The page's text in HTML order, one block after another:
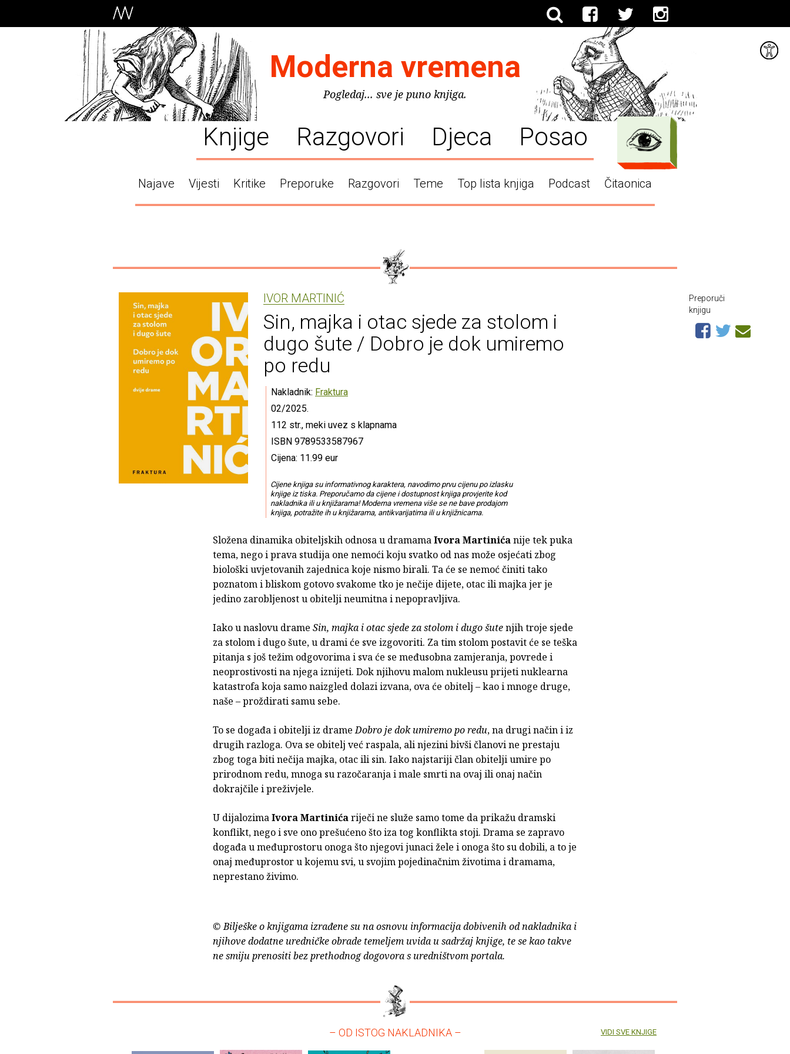
Moderna vremena
Pogledaj... sve je puno knjiga.
Knjige Razgovori Djeca Posao
Najave Vijesti Kritike Preporuke Razgovori Teme Top lista knjiga Podcast Čitaonica
IVOR MARTINIĆ
Sin, majka i otac sjede za stolom i
dugo šute / Dobro je dok umiremo
po redu
Nakladnik: Fraktura
02/2025.
112 str., meki uvez s klapnama
ISBN 9789533587967
Cijena: 11.99 eur
Cijene knjiga su informativnog karaktera, navodimo prvu cijenu po izlasku
knjige iz tiska. Preporučamo da cijene i dostupnost knjiga provjerite kod
nakladnika ili u knjižarama! Moderna vremena više se ne bave prodajom
knjiga, potražite ih u knjižarama, antikvarijatima ili u knjižnicama.
Složena dinamika obiteljskih odnosa u dramamaIvora Martinićanije tek puka
tema, nego i prava studija one nemoći koju svatko od nas može osjećati zbog
biološki uvjetovanih zajednica koje nismo birali. Ta će se nemoć činiti tako
poznatom i bliskom gotovo svakome tko je nečije dijete, otac ili majka jer je
jedino zarobljenost u obitelji neumitna i nepopravljiva.
Iako u naslovu drame Sin, majka i otac sjede za stolom i dugo šutenjih troje sjede
za stolom i dugo šute, u drami će sve izgovoriti. Za tim stolom postavit će se teška
pitanja s još težim odgovorima i sva će se međusobna zamjeranja, povrede i
neoprostivosti na njega iznijeti. Dok njihovu malom nukleusu prijeti nuklearna
katastrofa koja samo naizgled dolazi izvana, ova će obitelj – kao i mnoge druge,
naše – proždirati samu sebe.
To se događa i obitelji iz drameDobro je dok umiremo po redu, na drugi način i iz
drugih razloga. Ova se obitelj već raspala, ali njezini bivši članovi ne prestaju
zbog toga biti nečija majka, otac ili sin. Iako najstariji član obitelji umire po
prirodnom redu, mnoga su razočaranja i male smrti na ovaj ili onaj način
dokrajčile i preživjele.
U dijalozimaIvora Martinićariječi ne služe samo tome da prikažu dramski
konflikt, nego i sve ono prešućeno što iza tog konflikta stoji. Drama se zapravo
događa u međuprostoru onoga što njegovi junaci žele i onoga što su dobili, a to je
onaj međuprostor u kojemu svi, u svojim pojedinačnim životima i dramama,
neprestano živimo.
© Bilješke o knjigama izrađene su na osnovu informacija dobivenih od nakladnika i
njihove dodatne uredničke obrade temeljem uvida u sadržaj knjige, te se kao takve
ne smiju prenositi bez prethodnog dogovora s uredništvom portala.
Preporuči
knjigu
– OD ISTOG NAKLADNIKA – VIDI SVE KNJIGE